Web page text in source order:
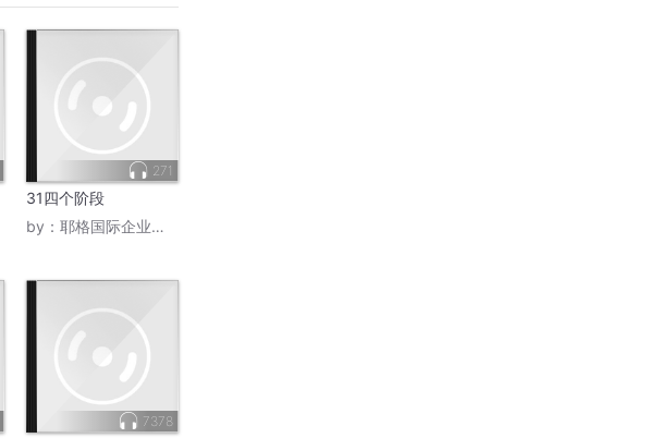
271
31四个阶段
by： 耶格国际企业空中课堂
7378